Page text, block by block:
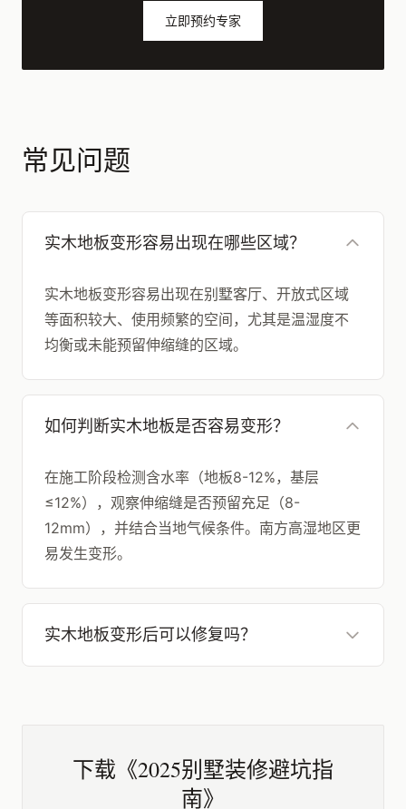
立即预约专家
常见问题
实木地板变形容易出现在哪些区域？
实木地板变形容易出现在别墅客厅、开放式区域
等面积较大、使用频繁的空间，尤其是温湿度不
均衡或未能预留伸缩缝的区域。
如何判断实木地板是否容易变形？
在施工阶段检测含水率（地板8-12%，基层
≤12%），观察伸缩缝是否预留充足（8-
12mm），并结合当地气候条件。南方高湿地区更
易发生变形。
实木地板变形后可以修复吗？
下载《2025别墅装修避坑指
南》